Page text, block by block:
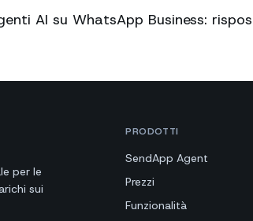
AI su WhatsApp Business:
per le
sui
PRODOTTI
SendApp Agent
Prezzi
Funzionalità